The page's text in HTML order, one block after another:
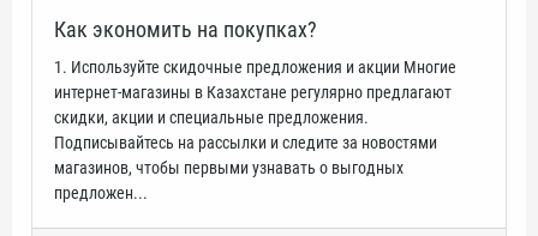
Как экономить на покупках?
1. Используйте скидочные предложения и акции Многие
интернет-магазины в Казахстане регулярно предлагают
скидки, акции и специальные предложения.
Подписывайтесь на рассылки и следите за новостями
магазинов, чтобы первыми узнавать о выгодных
предложен...